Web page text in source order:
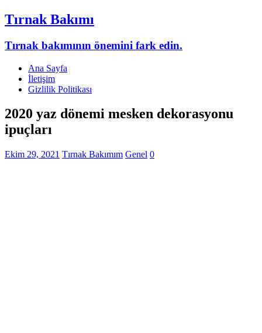
Tırnak Bakımı
Tırnak bakımının önemini fark edin.
Ana Sayfa
İletişim
Gizlilik Politikası
2020 yaz dönemi mesken dekorasyonu
ipuçları
Ekim 29, 2021 Tırnak Bakımım Genel 0